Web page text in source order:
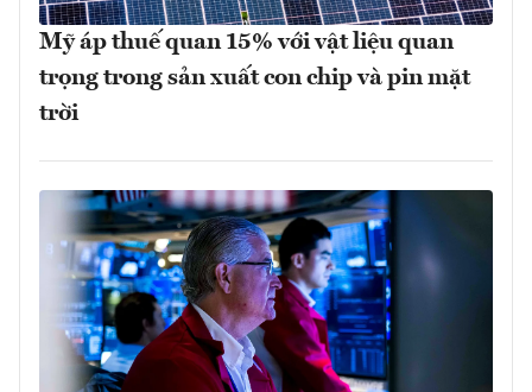
Mỹ áp thuế quan 15% với vật liệu quan
trọng trong sản xuất con chip và pin mặt
trời